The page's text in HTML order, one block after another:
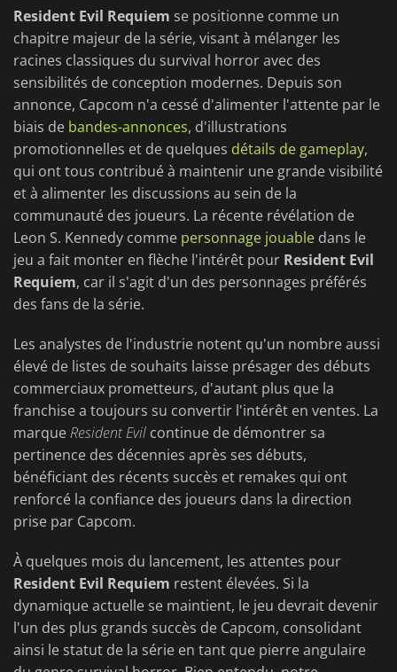
Resident Evil Requiem se positionne comme un
chapitre majeur de la série, visant à mélanger les
racines classiques du survival horror avec des
sensibilités de conception modernes. Depuis son
annonce, Capcom n'a cessé d'alimenter l'attente par le
biais de bandes-annonces, d'illustrations
promotionnelles et de quelques détails de gameplay,
qui ont tous contribué à maintenir une grande visibilité
et à alimenter les discussions au sein de la
communauté des joueurs. La récente révélation de
Leon S. Kennedy comme personnage jouable dans le
jeu a fait monter en flèche l'intérêt pour Resident Evil
Requiem, car il s'agit d'un des personnages préférés
des fans de la série.
Les analystes de l'industrie notent qu'un nombre aussi
élevé de listes de souhaits laisse présager des débuts
commerciaux prometteurs, d'autant plus que la
franchise a toujours su convertir l'intérêt en ventes. La
marqueResident Evil continue de démontrer sa
pertinence des décennies après ses débuts,
bénéficiant des récents succès et remakes qui ont
renforcé la confiance des joueurs dans la direction
prise par Capcom.
À quelques mois du lancement, les attentes pour
Resident Evil Requiem restent élevées. Si la
dynamique actuelle se maintient, le jeu devrait devenir
l'un des plus grands succès de Capcom, consolidant
ainsi le statut de la série en tant que pierre angulaire